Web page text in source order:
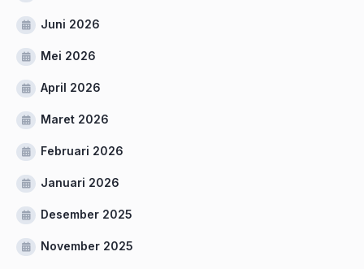
Juni 2026
Mei 2026
April 2026
Maret 2026
Februari 2026
Januari 2026
Desember 2025
November 2025